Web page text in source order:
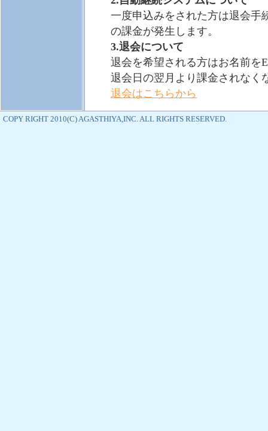
一度申込みをされた方は退会手
の課金が発生します。
3.退会について
退会を希望される方はお名前を
退会日の翌月より課金されなく
退会はこちらから
COPY RIGHT 2010(C) AGASTHIYA,INC. ALL RIGHTS RESERVED.